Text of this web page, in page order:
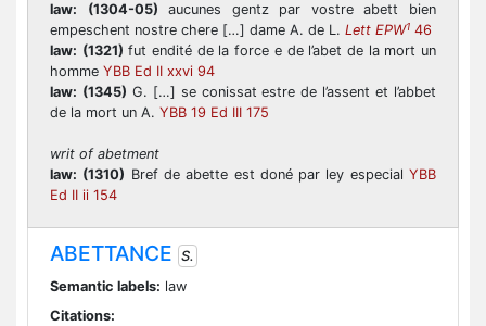
law:
(1304-05) aucunes gentz par vostre abett bien
empeschent nostre chere […] dame A. de L. Lett EPW1 46
law: (1321) fut endité de la force e de l’abet de la mort un
homme YBB Ed II xxvi 94
law: (1345) G. […] se conissat estre de l’assent et l’abbet
de la mort un A. YBB 19 Ed III 175
writ of abetment
law: (1310) Bref de abette est doné par ley especialYBB
Ed II ii 154
ABETTANCE S.
Semantic labels: law
Citations: